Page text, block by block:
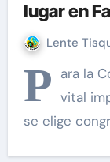
lugar en
Lente
P ara la
vital
se elige